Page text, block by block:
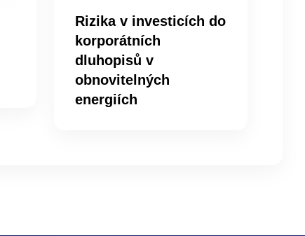
Rizika v investicích do
korporátních
dluhopisů v
obnovitelných
energiích